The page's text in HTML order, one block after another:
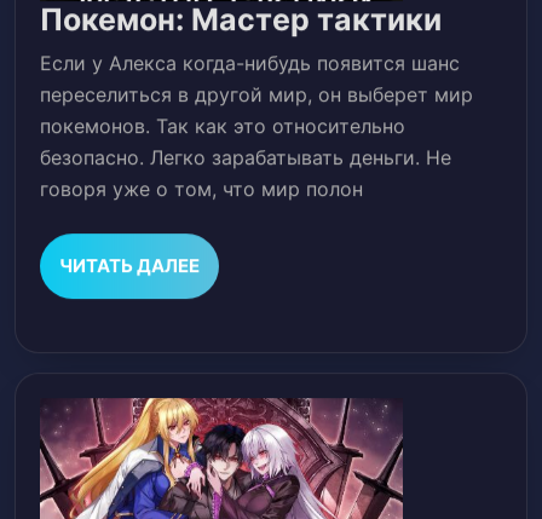
Покемон: Мастер тактики
Если у Алекса когда-нибудь появится шанс
переселиться в другой мир, он выберет мир
покемонов. Так как это относительно
безопасно. Легко зарабатывать деньги. Не
говоря уже о том, что мир полон
ЧИТАТЬ ДАЛЕЕЧИТАТЬ
ДАЛЕЕ